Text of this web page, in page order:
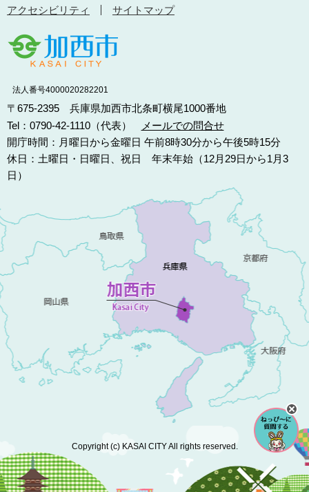
アクセシビリティ
サイトマップ
法人番号4000020282201
〒675-2395 兵庫県加西市北条町横尾1000番地
Tel：0790-42-1110（代表）
メールでの問合せ
開庁時間：月曜日から金曜日 午前8時30分から午後5時15分
休日：土曜日・日曜日、祝日 年末年始（12月29日から1月3
日）
Copyright (c) KASAI CITY All rights reserved.